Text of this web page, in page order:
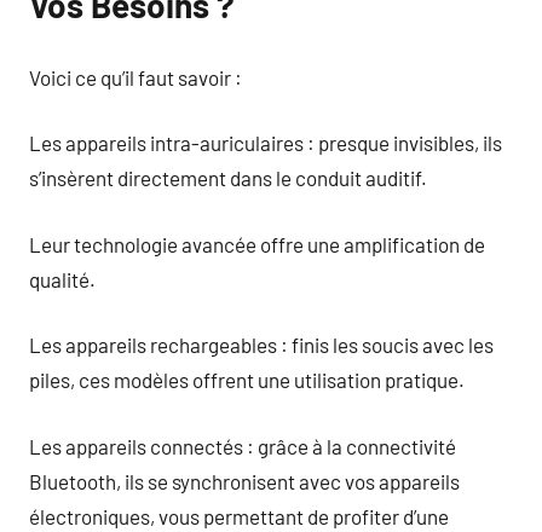
Voici ce qu’il faut savoir :
Les appareils intra-auriculaires : presque invisibles, ils
s’insèrent directement dans le conduit auditif.
Leur technologie avancée offre une amplification de
qualité.
Les appareils rechargeables : finis les soucis avec les
piles, ces modèles offrent une utilisation pratique.
Les appareils connectés : grâce à la connectivité
Bluetooth, ils se synchronisent avec vos appareils
électroniques, vous permettant de profiter d’une